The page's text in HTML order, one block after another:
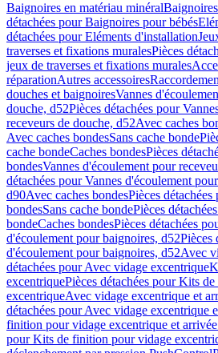
Baignoires en matériau minéral
détachées pour Baignoires pour bébés
détachées pour Eléments d'installation
traverses et fixations muralesPièces
jeux de traverses et fixations murales
réparationAutres accessoires
douches et baignoiresVannes
douche, d52Pièces détachées pour
receveurs de douche, d52Avec caches
Avec caches bondesSans cache bonde
cache bondeCaches bondesPièces
bondesVannes d'écoulement pour
détachées pour Vannes d'écoulement
d90Avec caches bondesPièces
bondesSans cache bondePièces
bondeCaches bondesPièces détachées
d'écoulement pour baignoires, d52Pièces
d'écoulement pour baignoires, d52Avec
détachées pour Avec vidage excentrique
excentriquePièces détachées pour Kits
excentriqueAvec vidage excentrique et
détachées pour Avec vidage excentrique
finition pour vidage excentrique et arrivée
pour Kits de finition pour vidage